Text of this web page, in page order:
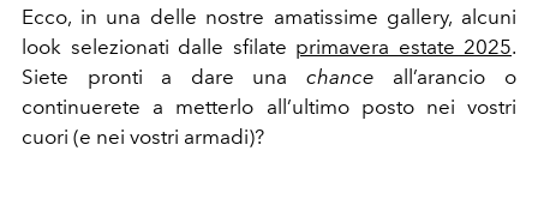
Ecco, in una delle nostre amatissime gallery, alcuni
look selezionati dalle sfilate primavera estate 2025.
Siete pronti a dare una chance all’arancio o
continuerete a metterlo all’ultimo posto nei vostri
cuori (e nei vostri armadi)?